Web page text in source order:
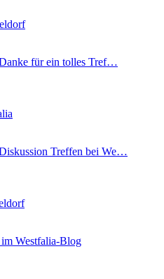
für ein tolles Tref…
Treffen bei We…
Westfalia-Blog